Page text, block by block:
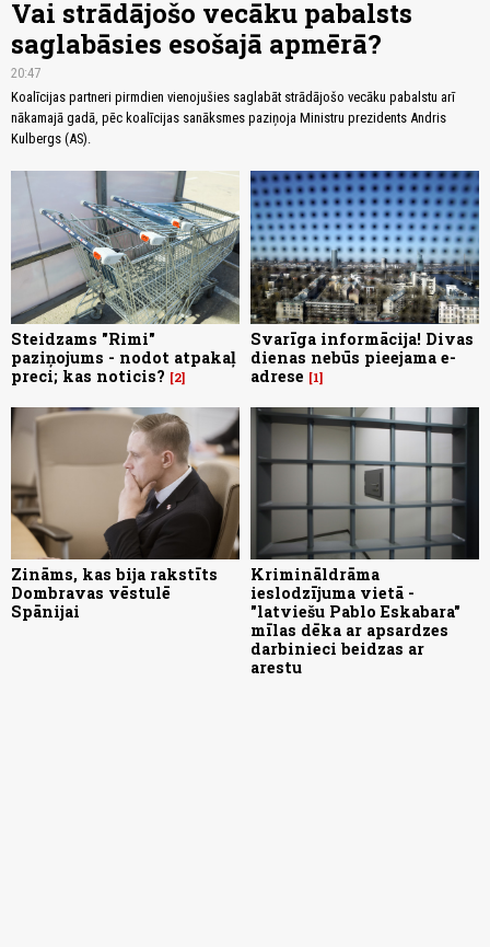
Vai strādājošo vecāku pabalsts
saglabāsies esošajā apmērā?
20:47
Koalīcijas partneri pirmdien vienojušies saglabāt strādājošo vecāku pabalstu arī
nākamajā gadā, pēc koalīcijas sanāksmes paziņoja Ministru prezidents Andris
Kulbergs (AS).
Steidzams "Rimi"
paziņojums - nodot atpakaļ
preci; kas noticis?
2
Svarīga informācija! Divas
dienas nebūs pieejama e-
adrese
1
Zināms, kas bija rakstīts
Dombravas vēstulē
Spānijai
Krimināldrāma
ieslodzījuma vietā -
"latviešu Pablo Eskabara"
mīlas dēka ar apsardzes
darbinieci beidzas ar
arestu